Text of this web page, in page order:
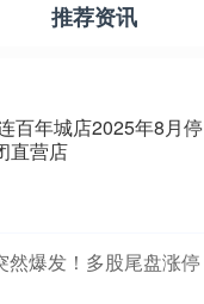
推荐资讯
百年城店2025年8月停
直营店
然爆发！多股尾盘涨停